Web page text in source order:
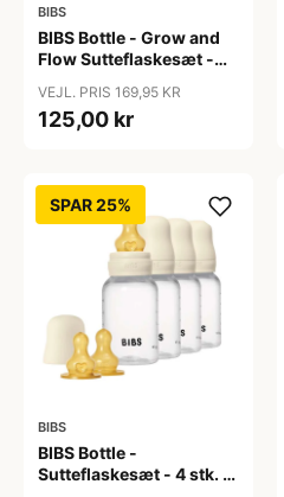
BIBS
BIBS Bottle - Grow and
Flow Sutteflaskesæt -
Naturgummi/Rund -
150ml/270ml - 2-Pak -
VEJL. PRIS 169,95 KR
125,00 kr
SPAR 25%
BIBS
BIBS Bottle -
Sutteflaskesæt - 4 stk. -